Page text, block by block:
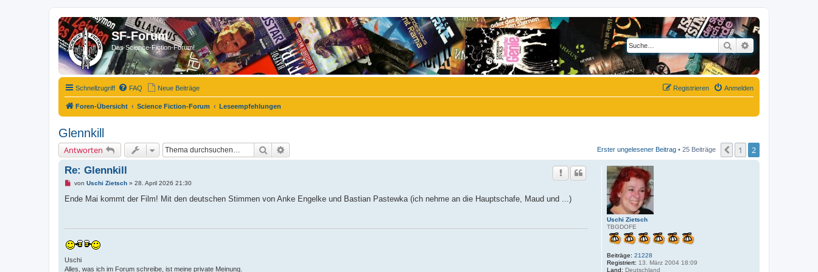
SF-Forum
Das Science-Fiction-Forum! Suche
Schnellzugriff FAQ Neue Beiträge Anmelden
Registrieren
Foren-Übersicht Science Fiction-Forum Leseempfehlungen
Glennkill
Antworten Suche Erster ungelesener Beitrag • 25 Beiträge Vorherige
1 2
Uschi Zietsch
TBGDOFE
Beiträge: 21228
Registriert: 13. März 2004 18:09
Land: Deutschland
Re: Glennkill
U
g
n
e
B
e
von Uschi Zietsch» 28. April 2026 21:30
Ende Mai kommt der Film! Mit den deutschen Stimmen von Anke Engelke und Bastian Pastewka (ich nehme an die Hauptschafe, Maud und ...)
Uschi
Alles, was ich im Forum schreibe, ist meine private Meinung.